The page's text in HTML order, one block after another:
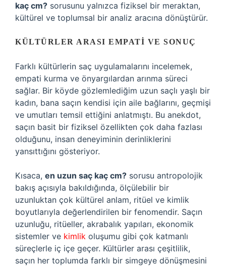
kaç cm? sorusunu yalnızca fiziksel bir meraktan,
kültürel ve toplumsal bir analiz aracına dönüştürür.
KÜLTÜRLER ARASI EMPATI VE SONUÇ
Farklı kültürlerin saç uygulamalarını incelemek,
empati kurma ve önyargılardan arınma süreci
sağlar. Bir köyde gözlemlediğim uzun saçlı yaşlı bir
kadın, bana saçın kendisi için aile bağlarını, geçmişi
ve umutları temsil ettiğini anlatmıştı. Bu anekdot,
saçın basit bir fiziksel özellikten çok daha fazlası
olduğunu, insan deneyiminin derinliklerini
yansıttığını gösteriyor.
Kısaca, en uzun saç kaç cm? sorusu antropolojik
bakış açısıyla bakıldığında, ölçülebilir bir
uzunluktan çok kültürel anlam, ritüel ve kimlik
boyutlarıyla değerlendirilen bir fenomendir. Saçın
uzunluğu, ritüeller, akrabalık yapıları, ekonomik
sistemler ve kimlik oluşumu gibi çok katmanlı
süreçlerle iç içe geçer. Kültürler arası çeşitlilik,
saçın her toplumda farklı bir simgeye dönüşmesini